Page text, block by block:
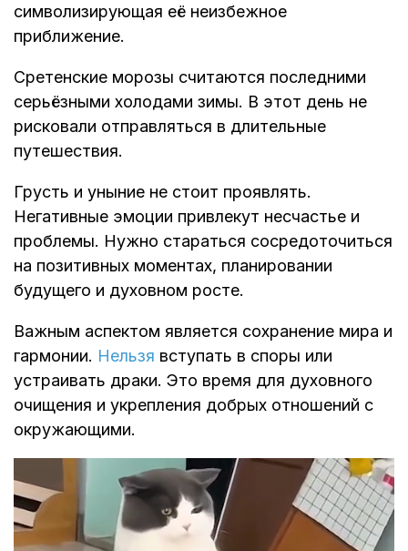
символизирующая её неизбежное
приближение.
Сретенские морозы считаются последними
серьёзными холодами зимы. В этот день не
рисковали отправляться в длительные
путешествия.
Грусть и уныние не стоит проявлять.
Негативные эмоции привлекут несчастье и
проблемы. Нужно стараться сосредоточиться
на позитивных моментах, планировании
будущего и духовном росте.
Важным аспектом является сохранение мира и
гармонии. Нельзя вступать в споры или
устраивать драки. Это время для духовного
очищения и укрепления добрых отношений с
окружающими.